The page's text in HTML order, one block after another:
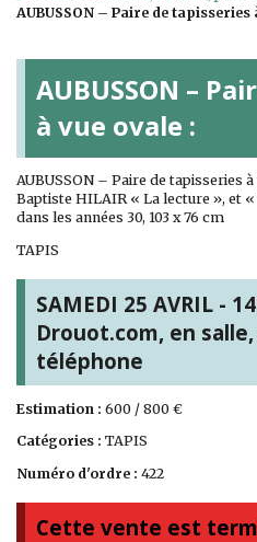
AUBUSSON – Paire de tapisseries
AUBUSSON –
à vue ovale :
AUBUSSON – Paire de tapisseries à
Baptiste HILAIR « La lecture », et «
dans les années 30, 103 x 76 cm
TAPIS
SAMEDI 25 AVRIL -
Drouot.com, en
téléphone
Estimation : 600 / 800 €
Catégories : TAPIS
Numéro d'ordre : 422
Cette vente est